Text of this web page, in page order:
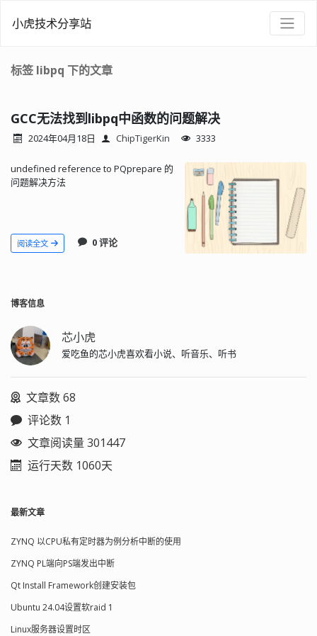
小虎技术分享站
标签 libpq 下的文章
GCC无法找到libpq中函数的问题解决
2024年04月18日 ChipTigerKin 3333
undefined reference to PQprepare 的
问题解决方法
阅读全文 0 评论
博客信息
芯小虎
爱吃鱼的芯小虎喜欢看小说、听音乐、听书
文章数 68
评论数 1
文章阅读量 301447
运行天数 1060天
最新文章
ZYNQ 以CPU私有定时器为例分析中断的使用
ZYNQ PL端向PS端发出中断
Qt Install Framework创建安装包
Ubuntu 24.04设置软raid 1
Linux服务器设置时区